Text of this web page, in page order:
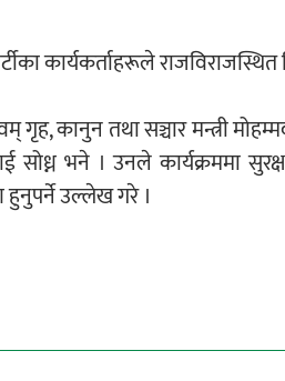
कार्यकर्ताहरूले
गृह, कानुन तथा सञ्चार मन्त्री
सोध्न भने । उनले कार्यक्रममा
उल्लेख गरे ।